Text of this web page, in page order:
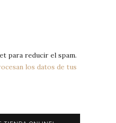
para reducir el spam.
los datos de tus